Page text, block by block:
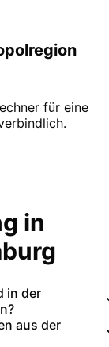
für eine
in
in der
aus der